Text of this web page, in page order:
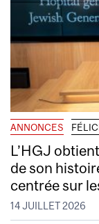
ANNONCES
L’HGJ
de son
centrée sur
14 JUILLET 2026